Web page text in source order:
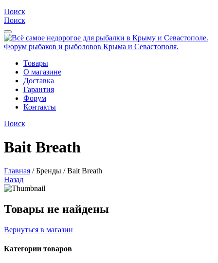
Поиск
Поиск
Товары
О магазине
Доставка
Гарантия
Форум
Контакты
Поиск
Bait Breath
Главная /Бренды /Bait Breath
Назад
Товары не найдены
Вернуться в магазин
Категории товаров